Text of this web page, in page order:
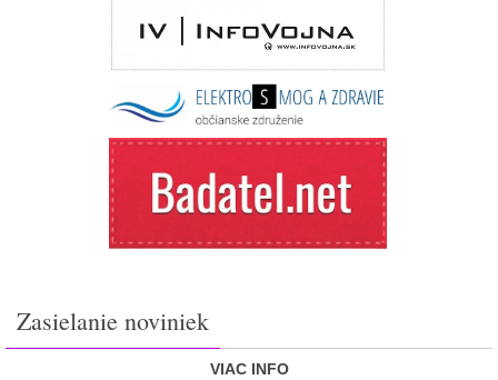
Zasielanie noviniek
VIAC INFO